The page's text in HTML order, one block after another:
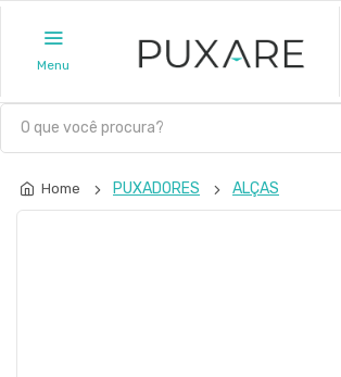
Menu
Home PUXADORES ALÇAS